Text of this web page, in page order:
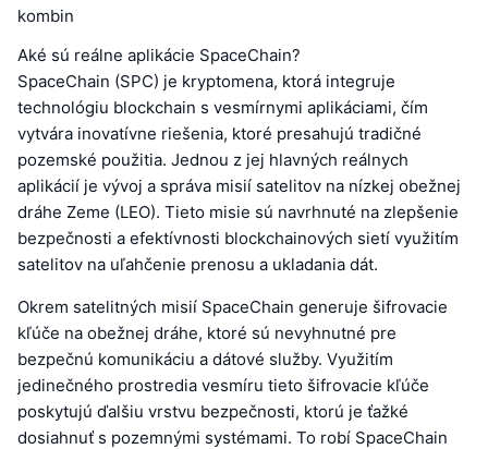
kombin
Aké sú reálne aplikácie SpaceChain?
SpaceChain (SPC) je kryptomena, ktorá integruje
technológiu blockchain s vesmírnymi aplikáciami, čím
vytvára inovatívne riešenia, ktoré presahujú tradičné
pozemské použitia. Jednou z jej hlavných reálnych
aplikácií je vývoj a správa misií satelitov na nízkej obežnej
dráhe Zeme (LEO). Tieto misie sú navrhnuté na zlepšenie
bezpečnosti a efektívnosti blockchainových sietí využitím
satelitov na uľahčenie prenosu a ukladania dát.
Okrem satelitných misií SpaceChain generuje šifrovacie
kľúče na obežnej dráhe, ktoré sú nevyhnutné pre
bezpečnú komunikáciu a dátové služby. Využitím
jedinečného prostredia vesmíru tieto šifrovacie kľúče
poskytujú ďalšiu vrstvu bezpečnosti, ktorú je ťažké
dosiahnuť s pozemnými systémami. To robí SpaceChain